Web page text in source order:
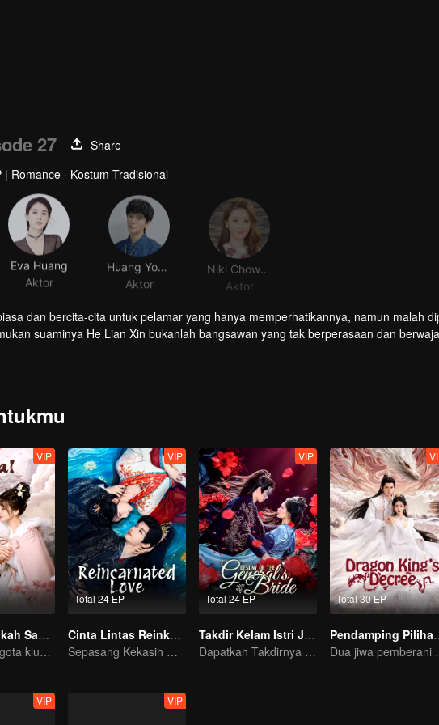
27
Share
| Romance · Kostum Tradisional
Eva Huang
Aktor
Aktor
Aktor
dan bercita-cita untuk pelamar yang hanya memperhatikannya, namun malah
suaminya He Lian Xin bukanlah bangsawan yang tak berperasaan dan
menavigasi perairan berbahaya, mendapatkan kasih sayang dan rasa hormatnya
VIP
Tiba-tiba Nikah Sama Jenderal
Seluruh anggota klub perjalanan waktu ke masa lalu, berusaha untuk kembali ke masa depan!
Total 24 EP
VIP
Cinta Lintas Reinkarnasi
Sepasang Kekasih Melawan Takdir dalam 10 Kali Reinkarnasi!
Total 24 EP
VIP
Takdir Kelam Istri Jenderal
Dapatkah Takdirnya Berubah Setelah Perubahan Muka?
Total 30 EP
Dua jiwa
VIP VIP